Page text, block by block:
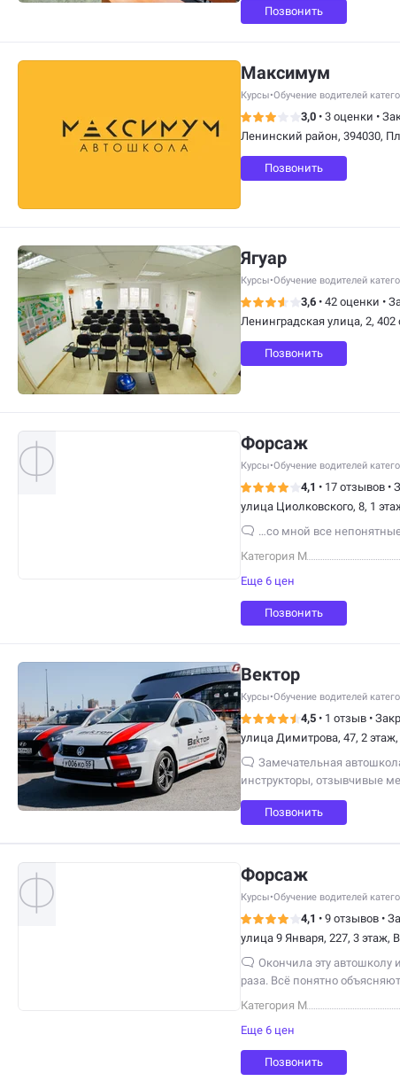
Позвонить
Максимум
Курсы•Обучение водителей
3,0 • 3 оценки •
Ленинский район, 394030,
Позвонить
Ягуар
Курсы•Обучение водителей
3,6 • 42 оценки •
Ленинградская улица, 2,
Позвонить
Форсаж
Курсы•Обучение водителей
4,1 • 17 отзывов •
улица Циолковского, 8, 1
…со мной все
Категория М
Еще 6 цен
Позвонить
Вектор
Курсы•Обучение водителей
4,5 • 1 отзыв •
улица Димитрова, 47, 2
Замечательная
инструкторы, отзывчивые
за обучение
Позвонить
Форсаж
Курсы•Обучение водителей
4,1 • 9 отзывов •
улица 9 Января, 227, 3 этаж,
Окончила эту автошколу
раза. Всё понятно
Категория М
Еще 6 цен
Позвонить